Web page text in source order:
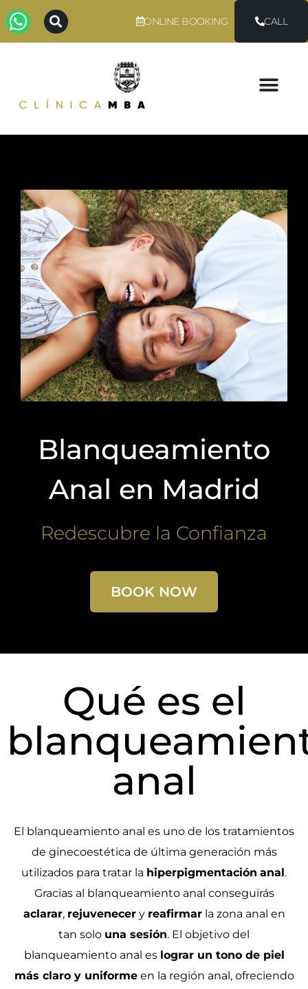
ONLINE BOOKING CALL
Blanqueamiento
Anal en Madrid
Redescubre la Confianza
BOOK NOW
Qué es el
anal
El blanqueamiento anal es uno de los tratamientos
de ginecoestética de última generación más
utilizados para tratar la hiperpigmentación anal.
Gracias al blanqueamiento anal conseguirás
aclarar, rejuvenecery reafirmarla zona anal en
tan solo una sesión. El objetivo del
blanqueamiento anal es lograr un tono de piel
más claro y uniformeen la región anal, ofreciendo